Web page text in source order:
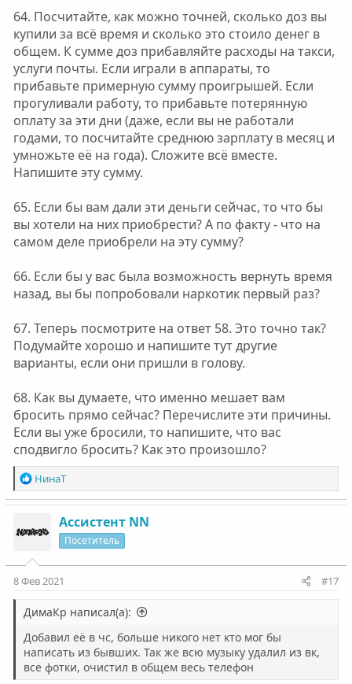
64. Посчитайте, как можно точней, сколько доз вы
купили за всё время и сколько это стоило денег в
общем. К сумме доз прибавляйте расходы на такси,
услуги почты. Если играли в аппараты, то
прибавьте примерную сумму проигрышей. Если
прогуливали работу, то прибавьте потерянную
оплату за эти дни (даже, если вы не работали
годами, то посчитайте среднюю зарплату в месяц и
умножьте её на года). Сложите всё вместе.
Напишите эту сумму.
65. Если бы вам дали эти деньги сейчас, то что бы
вы хотели на них приобрести? А по факту - что на
самом деле приобрели на эту сумму?
66. Если бы у вас была возможность вернуть время
назад, вы бы попробовали наркотик первый раз?
67. Теперь посмотрите на ответ 58. Это точно так?
Подумайте хорошо и напишите тут другие
варианты, если они пришли в голову.
68. Как вы думаете, что именно мешает вам
бросить прямо сейчас? Перечислите эти причины.
Если вы уже бросили, то напишите, что вас
сподвигло бросить? Как это произошло?
Р
е
а
ц
и
:
НинаТ
Ассистент NN
Посетитель
8 Фев 2021 #17
ДимаКр написал(а):
Добавил её в чс, больше никого нет кто мог бы
написать из бывших. Так же всю музыку удалил из вк,
все фотки, очистил в общем весь телефон